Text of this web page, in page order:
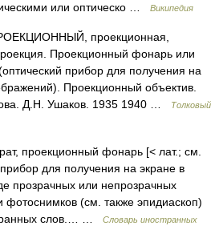
или оптическо …
Википедия
проекционная,
Проекционный фонарь или
прибор для получения на
Проекционный объектив.
Д.Н. Ушаков. 1935 1940 …
Толковый
проекционный фонарь [< лат.; см.
для получения на экране в
прозрачных или непрозрачных
фотоснимков (см. также эпидиаскоп)
слов.… …
Словарь иностранных